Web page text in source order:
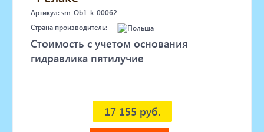
Артикул: sm-Ob1-k-00062
Страна производитель:
Стоимость с учетом основания
гидравлика пятилучие
17 155 руб.